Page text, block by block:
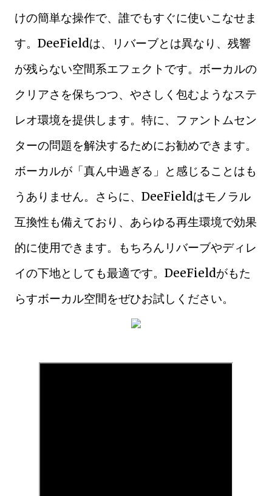
けの簡単な操作で、誰でもすぐに使いこなせま
す。DeeFieldは、リバーブとは異なり、残響
が残らない空間系エフェクトです。ボーカルの
クリアさを保ちつつ、やさしく包むようなステ
レオ環境を提供します。特に、ファントムセン
ターの問題を解決するためにお勧めできます。
ボーカルが「真ん中過ぎる」と感じることはも
うありません。さらに、DeeFieldはモノラル
互換性も備えており、あらゆる再生環境で効果
的に使用できます。もちろんリバーブやディレ
イの下地としても最適です。DeeFieldがもた
らすボーカル空間をぜひお試しください。